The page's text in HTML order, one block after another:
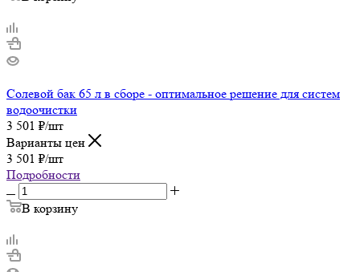
Солевой бак 65 л в сборе - оптимальное решение для систем
водоочистки
3 501 ₽/шт
Варианты цен
3 501 ₽/шт
Подробности
В корзину